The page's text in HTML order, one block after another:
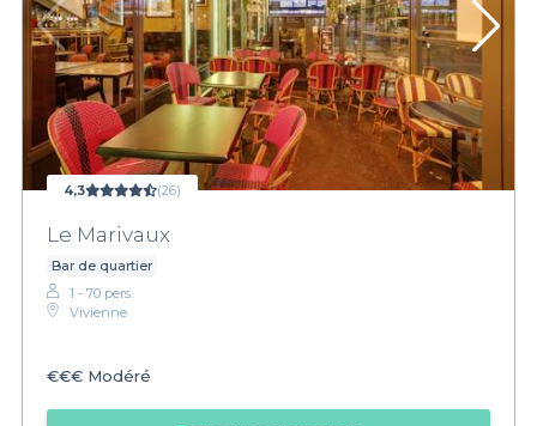
4,3 (26)
Le Marivaux
Bar de quartier
1 - 70 pers.
Vivienne
€€€ Modéré